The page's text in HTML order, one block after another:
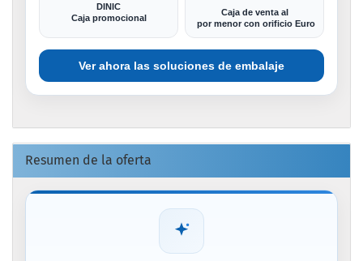
DINIC
Caja promocional
Caja de venta al
por menor con orificio Euro
Ver ahora las soluciones de embalaje
Resumen de la oferta